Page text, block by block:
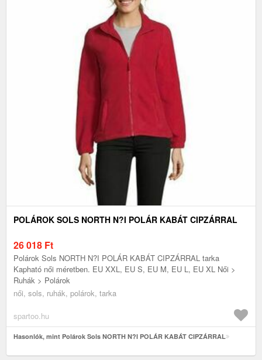
POLÁROK SOLS NORTH N?I POLÁR KABÁT CIPZÁRRAL
26 018 Ft
Polárok Sols NORTH N?I POLÁR KABÁT CIPZÁRRAL tarka
Kapható női méretben. EU XXL, EU S, EU M, EU L, EU XL Női >
Ruhák > Polárok
női, sols, ruhák, polárok, tarka
spartoo.hu
Hasonlók, mint Polárok Sols NORTH N?I POLÁR KABÁT CIPZÁRRAL